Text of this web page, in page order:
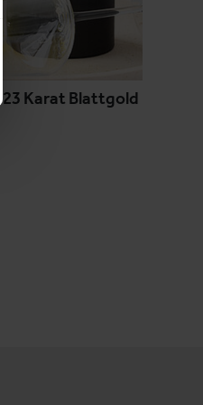
23 Karat Blattgold